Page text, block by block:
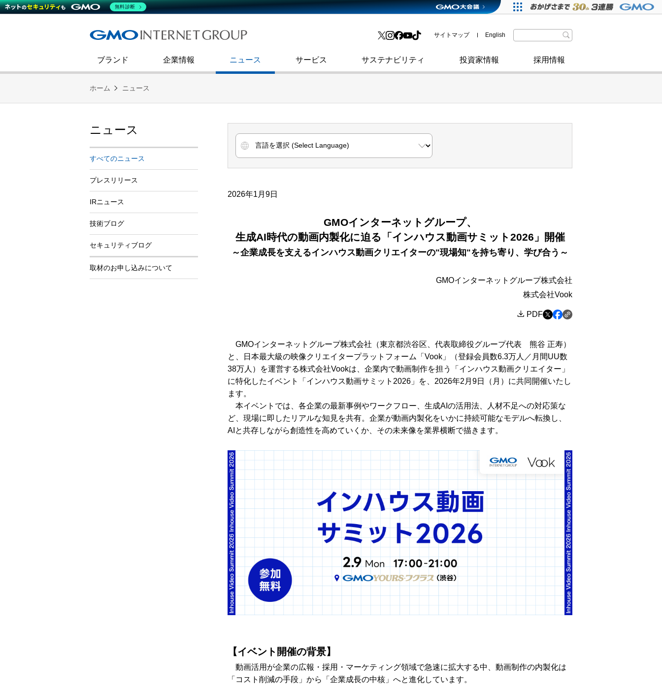
ブランド
企業情報
会社概要
社史
渋谷フクラス入館方法
ニュース
技術ブログ 取材のお申し込みについて
サービス
インターネットセキュリティ事業 その他
サステナビリティ
コミュニケーション
ダイバーシティ＆インクルージョン
SDGsへの取り組み
政府・自治体からの認定
投資家情報
熊谷正寿が語るグループ成長戦略・
財務・業績
よくあるご質問 格付・社債情報
採用情報
第二新卒採用 サイトマップ English
ホーム ニュース
2026年1月9日
GMOインターネットグループ、
生成AI時代の動画内製化に迫る「インハウス動画サミット2026」開催
～企業成長を支えるインハウス動画クリエイターの"現場知"を持ち寄り、学び合う～
GMOインターネットグループ株式会社
株式会社Vook
PDF
GMOインターネットグループ株式会社（東京都渋谷区、代表取締役グループ代表 熊谷 正寿）
と、日本最大級の映像クリエイタープラットフォーム「Vook」（登録会員数6.3万人／月間UU数
38万人）を運営する株式会社Vookは、企業内で動画制作を担う「インハウス動画クリエイター」
に特化したイベント「インハウス動画サミット2026」を、2026年2月9日（月）に共同開催いたし
ます。
本イベントでは、各企業の最新事例やワークフロー、生成AIの活用法、人材不足への対応策な
ど、現場に即したリアルな知見を共有。企業が動画内製化をいかに持続可能なモデルへ転換し、
AIと共存しながら創造性を高めていくか、その未来像を業界横断で描きます。
【イベント開催の背景】
動画活用が企業の広報・採用・マーケティング領域で急速に拡大する中、動画制作の内製化は
「コスト削減の手段」から「企業成長の中核」へと進化しています。
ニュース
すべてのニュース
プレスリリース
IRニュース
技術ブログ
セキュリティブログ
取材のお申し込みについて
無料診断